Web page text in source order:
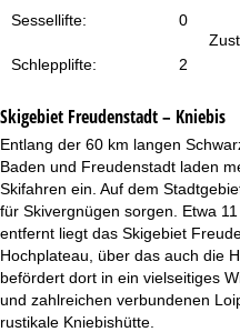
Sessellifte: 0
Schlepplifte: 2
Skigebiet Freudenstadt – Kniebis
Entlang der 60 km langen
Baden und Freudenstadt laden
Skifahren ein. Auf dem
für Skivergnügen sorgen. Etwa
entfernt liegt das Skigebiet
Hochplateau, über das auch die
befördert dort in ein vielseitiges
und zahlreichen verbundenen
rustikale Kniebishütte.